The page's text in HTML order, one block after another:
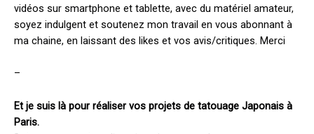
vidéos sur smartphone et tablette, avec du matériel amateur,
soyez indulgent et soutenez mon travail en vous abonnant à
ma chaine, en laissant des likes et vos avis/critiques. Merci
–
Et je suis là pour réaliser vos projets de tatouage Japonais à
Paris.